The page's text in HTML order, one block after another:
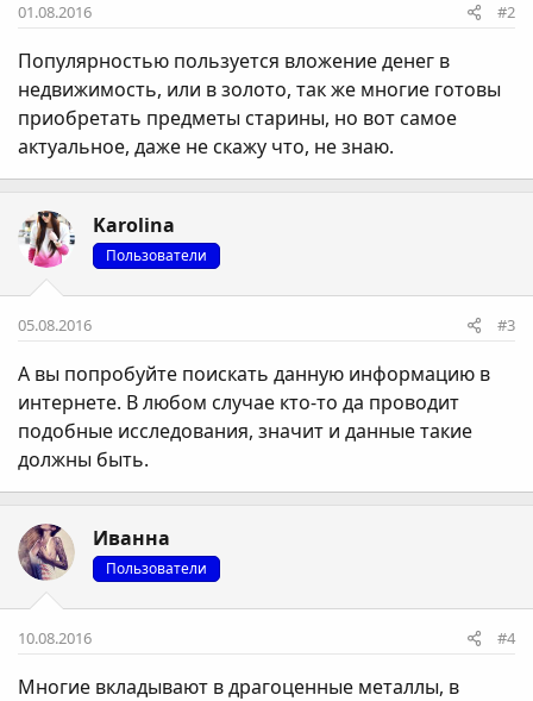
01.08.2016 #2
Популярностью пользуется вложение денег в
недвижимость, или в золото, так же многие готовы
приобретать предметы старины, но вот самое
актуальное, даже не скажу что, не знаю.
Karolina
Пользователи
05.08.2016 #3
А вы попробуйте поискать данную информацию в
интернете. В любом случае кто-то да проводит
подобные исследования, значит и данные такие
должны быть.
Иванна
Пользователи
10.08.2016 #4
Многие вкладывают в драгоценные металлы, в